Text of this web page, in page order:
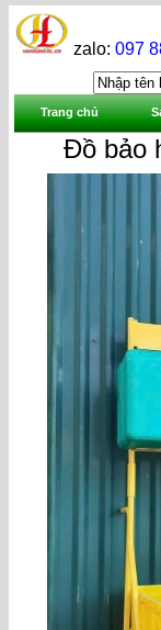
zalo:097
Trang chủ
Đồ bảo